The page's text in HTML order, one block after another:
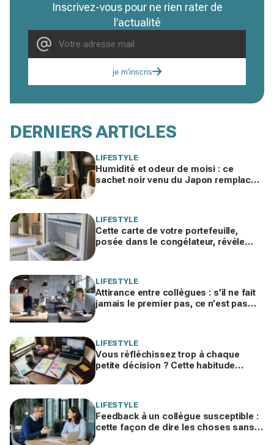
Inscrivez-vous pour ne rien rater de
l’actualité
je m'inscris
DERNIERS ARTICLES
LIFESTYLE
Humidité et odeur de moisi : ce
sachet noir venu du Japon remplace
LIFESTYLE
Cette carte de votre portefeuille,
posée dans le congélateur, révèle
LIFESTYLE
Attirance entre collègues : s’il ne fait
jamais le premier pas, ce n’est pas
LIFESTYLE
Vous réfléchissez trop à chaque
petite décision ? Cette habitude
LIFESTYLE
Feedback à un collègue susceptible :
cette façon de dire les choses sans